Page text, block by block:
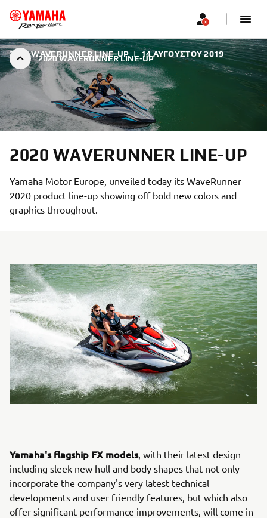
2020 WAVERUNNER LINE-UP
2020 WAVERUNNER LINE-UP | 14 ΑΥΓΟΎΣΤΟΥ 2019
2020 WAVERUNNER LINE-UP
Yamaha Motor Europe, unveiled today its WaveRunner
2020 product line-up showing off bold new colors and
graphics throughout.
Yamaha's flagship FX models, with their latest design
including sleek new hull and body shapes that not only
incorporate the company's very latest technical
developments and user friendly features, but which also
offer significant performance improvements, will come in